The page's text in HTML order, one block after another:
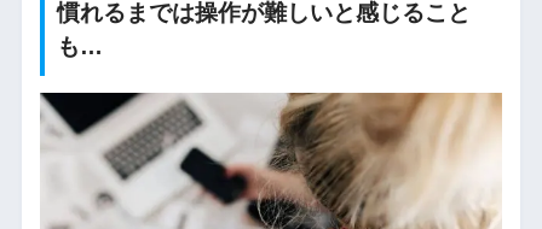
慣れるまでは操作が難しいと感じること
も…